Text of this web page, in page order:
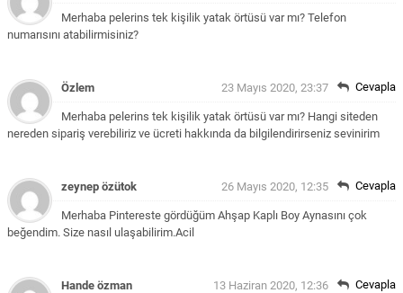
Merhaba pelerins tek kişilik yatak örtüsü var mı? Telefon
numarısını atabilirmisiniz?
Özlem 23 Mayıs 2020, 23:37
Merhaba pelerins tek kişilik yatak örtüsü var mı? Hangi siteden
nereden sipariş verebiliriz ve ücreti hakkında da bilgilendirirseniz sevinirim
Cevapla
zeynep özütok 26 Mayıs 2020, 12:35
Merhaba Pintereste gördüğüm Ahşap Kaplı Boy Aynasını çok
beğendim. Size nasıl ulaşabilirim.Acil
Cevapla
Hande özman 13 Haziran 2020, 12:36 Cevapla